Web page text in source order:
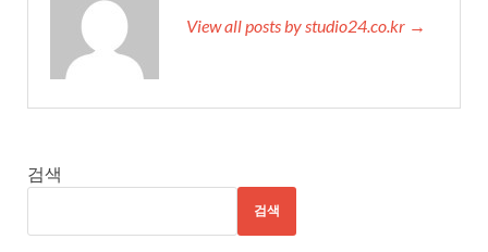
View all posts by studio24.co.kr →
검색
검색